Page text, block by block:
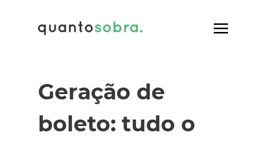
Geração de
boleto: tudo o